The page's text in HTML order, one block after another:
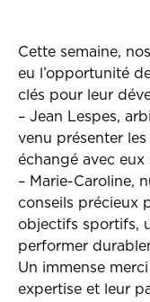
Cette semaine,
eu l’opportunité
clés pour leur
– Jean Lespes,
venu présenter
échangé avec eux
– Marie-Caroline,
conseils précieux
objectifs sportifs,
performer
Un immense
expertise et leur